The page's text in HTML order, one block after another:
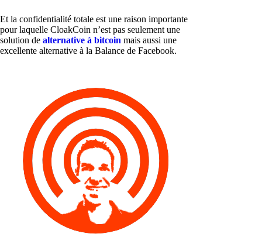
Et la confidentialité totale est une raison importante
pour laquelle CloakCoin n’est pas seulement une
solution de alternative à bitcoin mais aussi une
excellente alternative à la Balance de Facebook.